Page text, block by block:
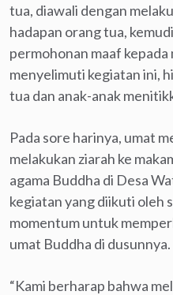
tua, diawali dengan
hadapan orang tua,
permohonan maaf kepada
menyelimuti kegiatan ini,
tua dan anak-anak
Pada sore harinya, umat
melakukan ziarah ke
agama Buddha di Desa
kegiatan yang diikuti oleh
momentum untuk
umat Buddha di dusunnya.
“Kami berharap bahwa